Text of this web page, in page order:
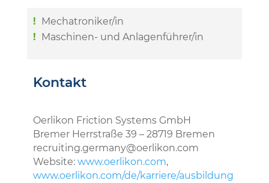
Mechatroniker/in
Maschinen- und Anlagenführer/in
Kontakt
Oerlikon Friction Systems GmbH
Bremer Herrstraße 39 – 28719 Bremen
recruiting.germany@oerlikon.com
Website: www.oerlikon.com,
www.oerlikon.com/de/karriere/ausbildung